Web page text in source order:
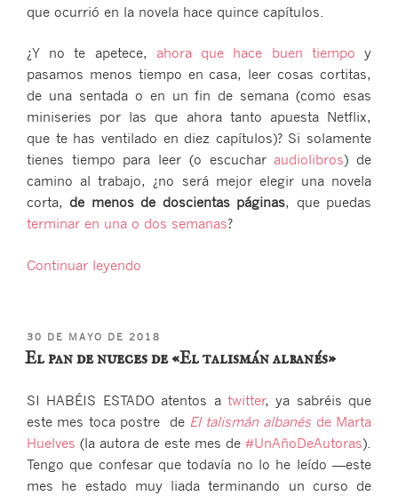
que ocurrió en la novela hace quince capítulos.
¿Y no te apetece, ahora que hace buen tiempo y
pasamos menos tiempo en casa, leer cosas cortitas,
de una sentada o en un fin de semana (como esas
miniseries por las que ahora tanto apuesta Netflix,
que te has ventilado en diez capítulos)? Si solamente
tienes tiempo para leer (o escuchar audiolibros) de
camino al trabajo, ¿no será mejor elegir una novela
corta,de menos de doscientas páginas, que puedas
terminar en una o dos semanas?
Continuar leyendo
en
un
fin
semana»
PUBLICADO
EL
30 DE MAYO DE 2018
El pan de nueces de «El talismán albanés»
SI HABÉIS ESTADO atentos atwitter, ya sabréis que
este mes toca postre de El talismán albanés de Marta
Huelves (la autora de este mes de #UnAñoDeAutoras).
Tengo que confesar que todavía no lo he leído —este
mes he estado muy liada terminando un curso de